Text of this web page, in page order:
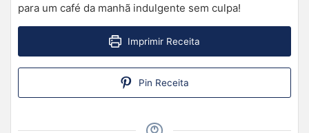
para um café da manhã indulgente sem culpa!
Imprimir Receita
Pin Receita